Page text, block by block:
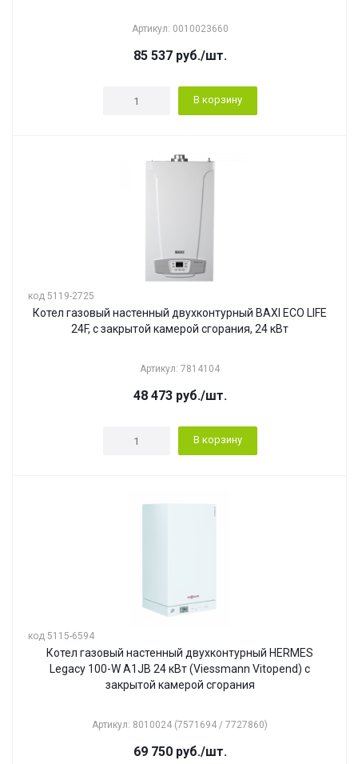
Артикул: 0010023660
85 537руб./шт.
В корзину
код 5119-2725
Котел газовый настенный двухконтурный BAXI ECO LIFE
24F, с закрытой камерой сгорания, 24 кВт
Артикул: 7814104
48 473руб./шт.
В корзину
код 5115-6594
Котел газовый настенный двухконтурный HERMES
Legacy 100-W A1JB 24 кВт (Viessmann Vitopend) с
закрытой камерой сгорания
Артикул: 8010024 (7571694 / 7727860)
69 750руб./шт.